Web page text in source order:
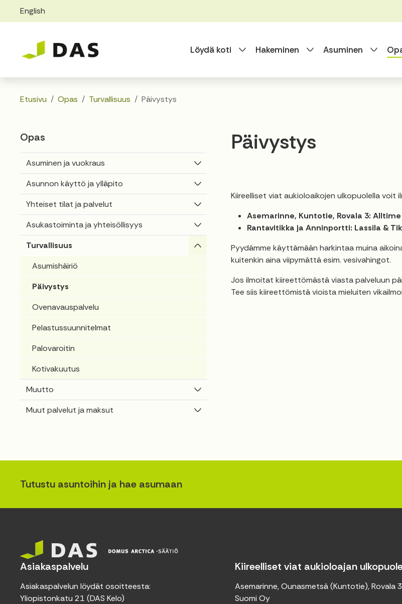
Skip to main content
English
Löydä koti Vaihda alasvetovalikkoa
Hakeminen VaihdaAsuminen
Etusivu Opas Turvallisuus Päivystys
Opas
Asuminen ja vuokraus Vaihda alasvetovalikkoa
Asunnon käyttö ja ylläpito Vaihda alasvetovalikkoa
Yhteiset tilat ja palvelut Vaihda alasvetovalikkoa
Asukastoiminta ja yhteisöllisyys Vaihda alasvetovalikkoa
Turvallisuus Vaihda alasvetovalikkoa
Asumishäiriö
Päivystys
Ovenavauspalvelu
Pelastussuunnitelmat
Palovaroitin
Kotivakuutus
Muutto
Vaihda alasvetovalikkoa
Muut palvelut ja maksut Vaihda alasvetovalikkoa
Päivystys
Kiireelliset viat aukioloaikojen ulkopuolella voit
Asemarinne, Kuntotie, Rovala 3: Alltime
Rantavitikka ja Anninportti: Lassila &
Pyydämme käyttämään harkintaa muina
kuitenkin aina viipymättä esim. vesivahingot.
Jos ilmoitat kiireettömästä viasta palveluun
Tee siis kiireettömistä vioista mieluiten
Tutustu asuntoihin ja hae asumaan
Asiakaspalvelu
Asiakaspalvelun löydät osoitteesta:
Yliopistonkatu 21 (DAS Kelo)
Kiireelliset viat aukioloajan
Asemarinne, Ounasmetsä (Kuntotie), Rovala
Suomi Oy